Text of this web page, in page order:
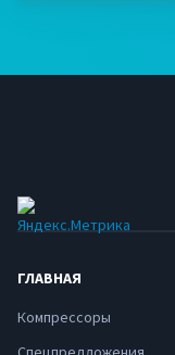
ГЛАВНАЯ
Компрессоры